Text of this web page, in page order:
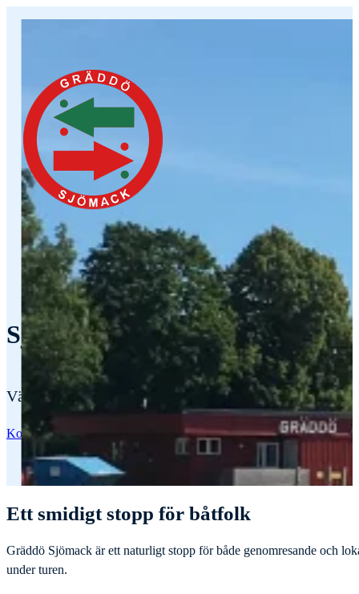
Sjömack i Gräddö
Välkommen till Gräddö Sjömack i Roslagen. Här
Kontakta oss
Ett smidigt stopp för båtfolk
Gräddö Sjömack är ett naturligt stopp för både genomresande och
under turen.